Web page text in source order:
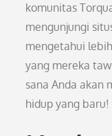
komunitas
mengunjungi
mengetahui
yang mereka
sana Anda akan
hidup yang baru!